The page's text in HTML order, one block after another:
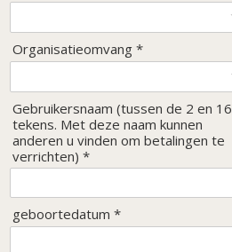
Organisatieomvang *
Gebruikersnaam (tussen de 2 en 16
tekens. Met deze naam kunnen
anderen u vinden om betalingen te
verrichten) *
geboortedatum *